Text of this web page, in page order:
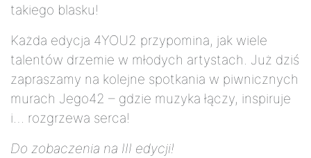
takiego blasku!
Każda edycja 4YOU2 przypomina, jak wiele
talentów drzemie w młodych artystach. Już dziś
zapraszamy na kolejne spotkania w piwnicznych
murach Jego42 – gdzie muzyka łączy, inspiruje
i… rozgrzewa serca!
Do zobaczenia na III edycji!